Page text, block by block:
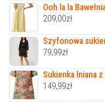
Ooh la la
209,00zł
Szyfonowa
79,99zł
Sukienka lniana
149,99zł